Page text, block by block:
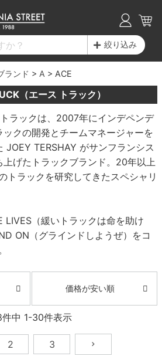
絞り込み
ランド A ACE
（エース トラック）
ラックは、2007年にインデペンデ
ックの開発とチームマネージャーを
JOEY TERSHAY がサンフランシス
上げたトラックブランド。20年以上
トラックを研究してきたスペシャリ
LIVES（緩いトラックは命を助け
ON（グラインドしようぜ）をコ
価格が安い順
件中 1-30件表示
2 3
注文は当日発送！
上で送料無料！
！10日と20日は3倍！
（完成品）
注文は当日発送！
上で送料無料！
！10日と20日は3倍！
全てのデッキ）
ぶ
注文は当日発送！
上で送料無料！
！10日と20日は3倍！
（全てのトラック）
選ぶ
注文は当日発送！
上で送料無料！
！10日と20日は3倍！
（全てのウィール）
選ぶ
（フォーミュラフォ
フォーミュラ）
ーザー）
ック・ウィールセット）
注文は当日発送！
上で送料無料！
！10日と20日は3倍！
選ぶ
注文は当日発送！
上で送料無料！
！10日と20日は3倍！
ツ
ー
ン
注文は当日発送！
上で送料無料！
！10日と20日は3倍！
注文は当日発送！
上で送料無料！
！10日と20日は3倍！
ム
注文は当日発送！
上で送料無料！
！10日と20日は3倍！
トの歴史
表記